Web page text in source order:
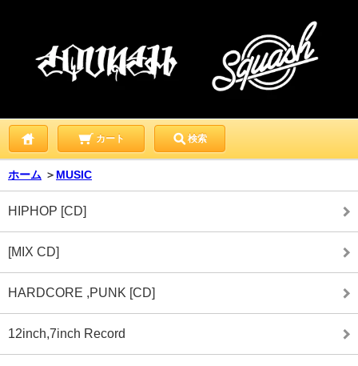
カート 検索
ホーム ＞ MUSIC
HIPHOP [CD]
[MIX CD]
HARDCORE ,PUNK [CD]
12inch,7inch Record